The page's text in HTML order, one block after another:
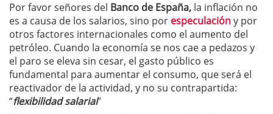
Por favor señores del Banco de España, la inflación no
es a causa de los salarios, sino por especulacióny por
otros factores internacionales como el aumento del
petróleo. Cuando la economía se nos cae a pedazos y
el paro se eleva sin cesar, el gasto público es
fundamental para aumentar el consumo, que será el
reactivador de la actividad, y no su contrapartida:
“flexibilidad salarial”